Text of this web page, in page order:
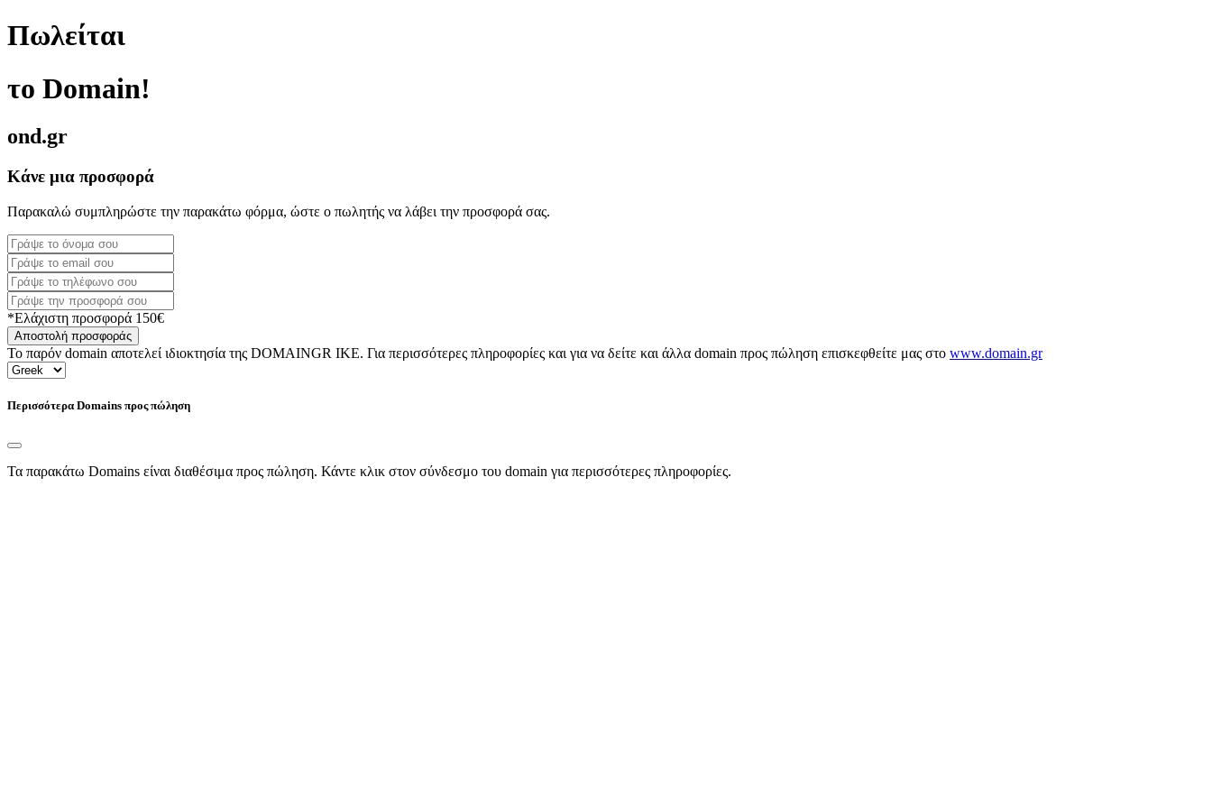
Πωλείται
το Domain!
ond.gr
Κάνε μια προσφορά
Παρακαλώ συμπληρώστε την παρακάτω φόρμα, ώστε ο πωλητής να λάβει την προσφορά σας.
*Ελάχιστη προσφορά 150€
Αποστολή προσφοράς
Το παρόν domain αποτελεί ιδιοκτησία της DOMAINGR ΙΚΕ. Για περισσότερες πληροφορίες και για να δείτε και άλλα domain προς πώληση επισκεφθείτε μας στο www.domain.gr
Περισσότερα Domains προς πώληση
Τα παρακάτω Domains είναι διαθέσιμα προς πώληση. Κάντε κλικ στον σύνδεσμο του domain για περισσότερες πληροφορίες.